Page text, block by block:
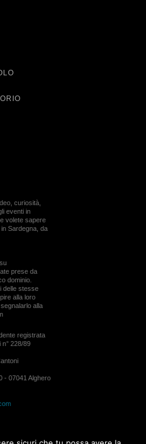
curiosità,
eventi in
volete sapere
Sardegna, da
prese da
dominio.
delle stesse
alla loro
alla
registrata
228/89
- 07041 Alghero